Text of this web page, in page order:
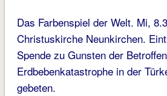
Das Farbenspiel der Welt. Mi,
Christuskirche Neunkirchen.
Spende zu Gunsten der
Erdbebenkatastrophe in der
gebeten.